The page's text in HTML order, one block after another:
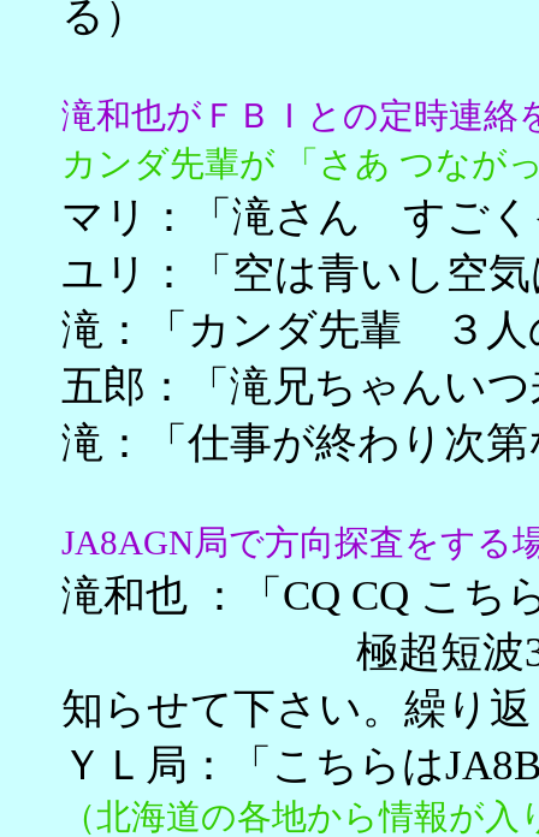
る）
滝和也がＦＢＩとの定時連絡
カンダ先輩が 「さあ つなが
マリ：「滝さん すごく
ユリ：「空は青いし空
滝：「カンダ先輩 ３人
五郎：「滝兄ちゃんい
滝：「仕事が終わり次
JA8AGN局で方向探査をする
滝和也 ：「CQ CQ こ
極超短波384メガ
知らせて下さい。繰り
ＹＬ局：「こちらは
（北海道の各地から情報が